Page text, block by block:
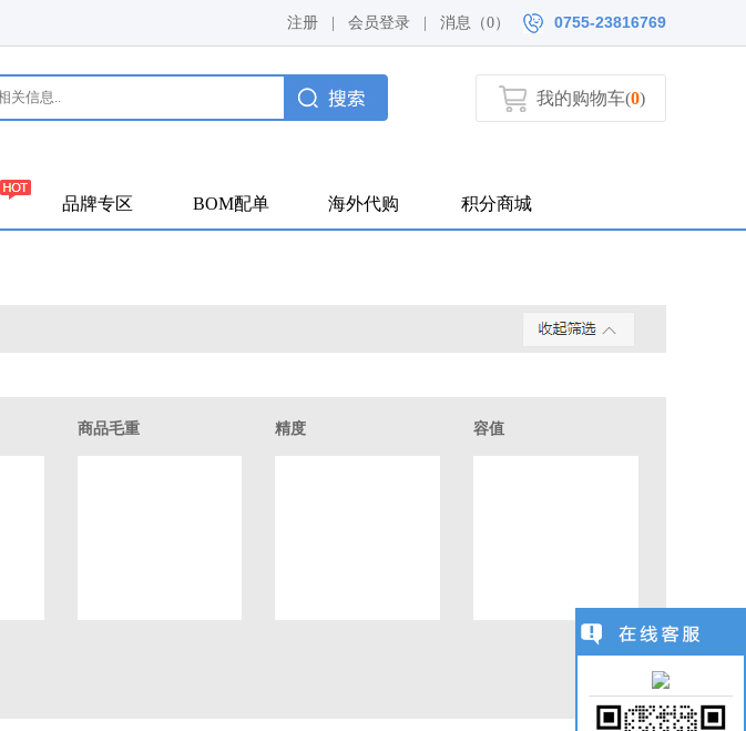
0755-23816769
注册 会员登录 消息（0）
我的购物车(0)
品牌专区 BOM配单 海外代购 积分商城
商品毛重 精度 容值